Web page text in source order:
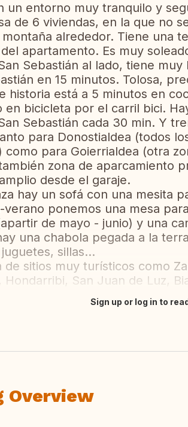
un entorno muy tranquilo y
de 6 viviendas, en la que no
alrededor. Tiene una
apartamento. Es muy
Sebastián al lado, tiene
en 15 minutos. Tolosa,
historia está a 5 minutos en
en bicicleta por el carril bici.
Sebastián cada 30 min. Y
para Donostialdea (todos
como para Goierrialdea (otra
zona de aparcamiento
desde el garaje.
hay un sofá con una mesita
verano ponemos una mesa
de mayo - junio) y una
una chabola pegada a la
sillas...
de sitios muy turísticos como
Hondarribi, San Juan de Luz,
Sign up or log in to
Overview